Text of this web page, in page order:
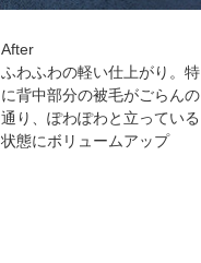
After
ふわふわの軽い仕上がり。特
に背中部分の被毛がごらんの
通り、ぽわぽわと立っている
状態にボリュームアップ